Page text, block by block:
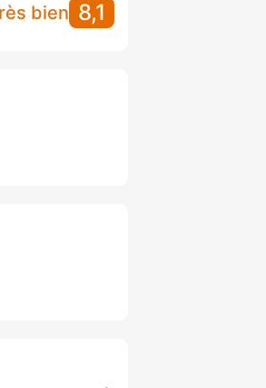
bien 8,1